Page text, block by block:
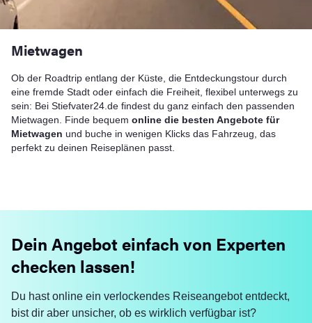
Mietwagen
Ob der Roadtrip entlang der Küste, die Entdeckungstour durch
eine fremde Stadt oder einfach die Freiheit, flexibel unterwegs zu
sein: Bei Stiefvater24.de findest du ganz einfach den passenden
Mietwagen. Finde bequem online die besten Angebote für
Mietwagen und buche in wenigen Klicks das Fahrzeug, das
perfekt zu deinen Reiseplänen passt.
Dein Angebot einfach von Experten
checken lassen!
Du hast online ein verlockendes Reiseangebot entdeckt,
bist dir aber unsicher, ob es wirklich verfügbar ist?